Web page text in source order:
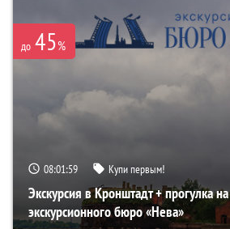
до 45%
08:01:58 Купи первым!
Экскурсия в Кронштадт + прогулка
экскурсионного бюро «Нева»